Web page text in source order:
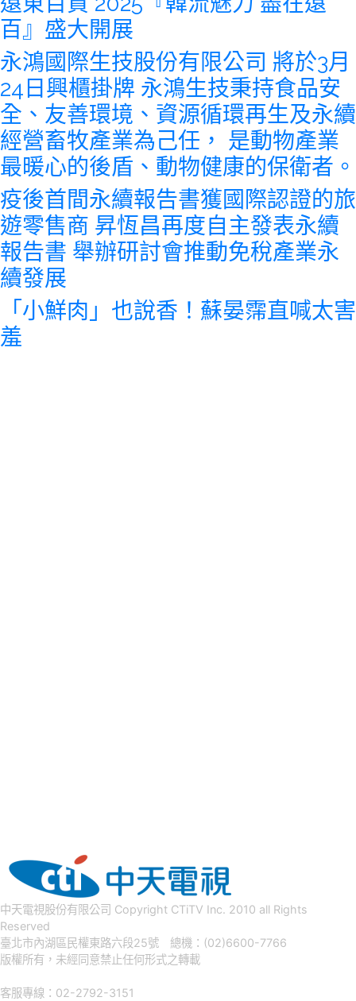
百』盛大開展
永鴻國際生技股份有限公司 將於3月
24日興櫃掛牌 永鴻生技秉持食品安
全、友善環境、資源循環再生及永續
經營畜牧產業為己任， 是動物產業
最暖心的後盾、動物健康的保衛者。
疫後首間永續報告書獲國際認證的旅
遊零售商 昇恆昌再度自主發表永續
報告書 舉辦研討會推動免稅產業永
續發展
「小鮮肉」也說香！蘇晏霈直喊太害
羞
中天電視股份有限公司 Copyright CTiTV Inc. 2010 all Rights
Reserved
臺北市內湖區民權東路六段25號 總機：(02)6600-7766
版權所有，未經同意禁止任何形式之轉載
客服專線：02-2792-3151